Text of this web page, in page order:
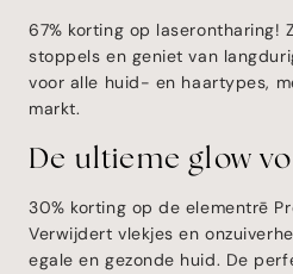
67% korting op laserontharing!
stoppels en geniet van
voor alle huid- en haartypes,
markt.
De ultieme glow
30% korting op de elementrē
Verwijdert vlekjes en
egale en gezonde huid. De